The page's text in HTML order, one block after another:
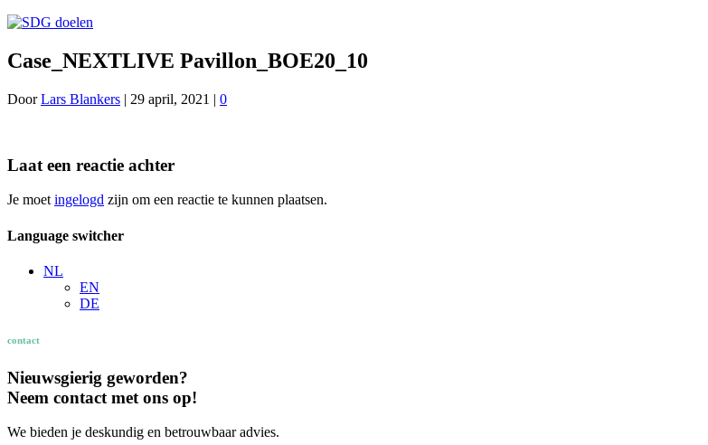
Case_NEXTLIVE Pavillon_BOE20_10
DoorLars Blankers | 29 april, 2021 | 0
Laat een reactie achter
Je moet ingelogd zijn om een reactie te kunnen plaatsen.
Language switcher
NL
EN
DE
contact
Nieuwsgierig geworden?
Neem contact met ons op!
We bieden je deskundig en betrouwbaar advies.